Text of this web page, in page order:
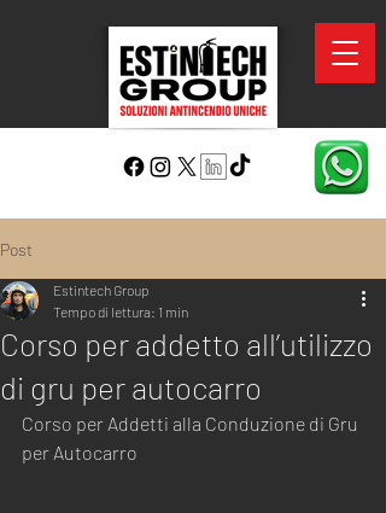
Post
Corso per addetto all’utilizzo
di gru per autocarro
Estintech Group
Tempo di lettura: 1 min
Corso per Addetti alla Conduzione di Gru
per Autocarro